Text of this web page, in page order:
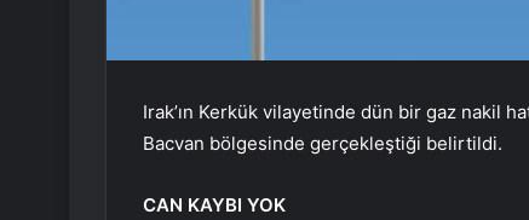
Irak’ın Kerkük vilayetinde dün bir gaz nakil
Bacvan bölgesinde gerçekleştiği belirtildi.
CAN KAYBI YOK